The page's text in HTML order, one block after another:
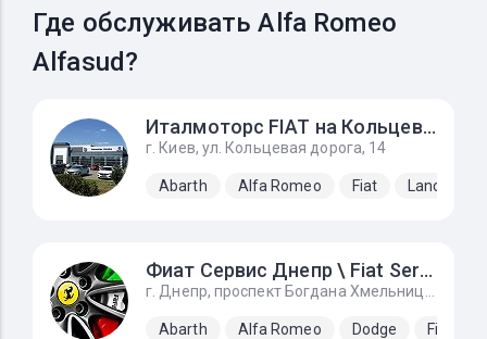
Где обслуживать Alfa Romeo
Alfasud?
Италмоторс FIAT на Кольцевой
г. Киев, ул. Кольцевая дорога, 14
Abarth Alfa Romeo Fiat Lancia
Фиат Сервис Днепр \ Fiat Service Dnipro
Abarth Alfa Romeo Dodge Fiat